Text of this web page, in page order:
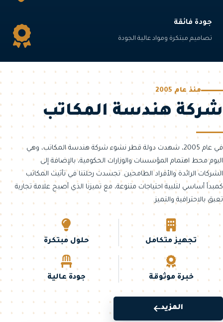
التركيب.
المزيد
من نحن
جودة فائقة
تصاميم مبتكرة ومواد عالية الجودة
منذ عام 2005
شركة هندسة المكاتب
في عام 2005، شهدت دولة قطر نشوء شركة هندسة المكاتب، وهي
اليوم محط اهتمام المؤسسات والوزارات الحكومية، بالإضافة إلى
الشركات الرائدة والأفراد الطامحين. تجسدت رحلتنا في تأثيث المكاتب
كمبدأ أساسي لتلبية احتياجات متنوعة، مع تميزنا الذي أصبح علامة تجارية
تعبق بالاحترافية والتميز.
تجهيز متكامل حلول مبتكرة
خبرة موثوقة جودة عالية
المزيد